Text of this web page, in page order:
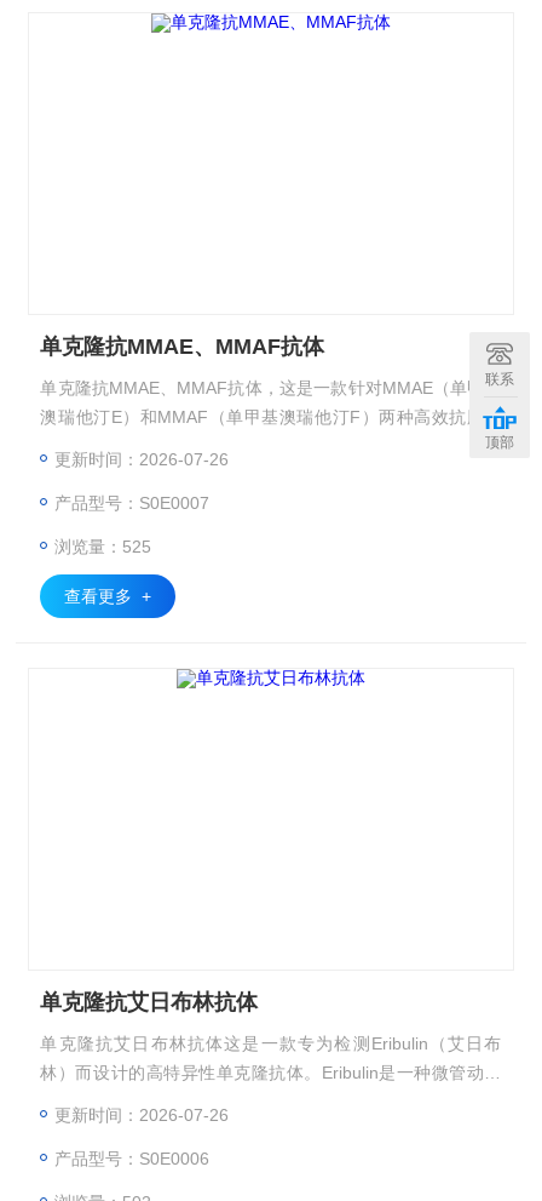
单克隆抗MMAE、MMAF抗体
单克隆抗MMAE、MMAF抗体，这是一款针对MMAE（单甲基
澳瑞他汀E）和MMAF（单甲基澳瑞他汀F）两种高效抗肿瘤
药物分子的高特异性单克隆抗体。MMAE和MMAF作为抗体药
送与释放对于提高疗效至关重要。本抗体通过先进的小鼠杂交
更新时间：2026-07-26
产品型号：S0E0007
浏览量：525
查看更多 +
单克隆抗艾日布林抗体
单克隆抗艾日布林抗体这是一款专为检测Eribulin（艾日布
林）而设计的高特异性单克隆抗体。Eribulin是一种微管动力
子结构中的特定表位，展现出亲和力和特异性，是药物研发、
更新时间：2026-07-26
产品型号：S0E0006
联系
顶部